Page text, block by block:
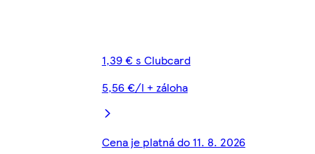
1,39 € s Clubcard
5,56 €/l + záloha
Cena je platná do 11. 8. 2026